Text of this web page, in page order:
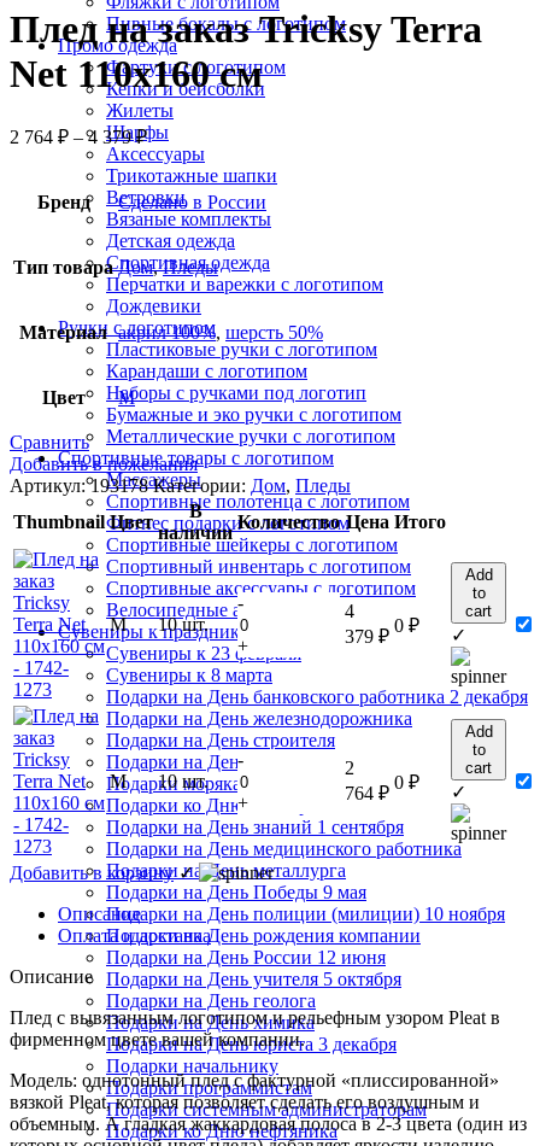
Пивные бокалы с логотипом
Промо одежда
Фартуки с логотипом
Кепки и бейсболки
Жилеты
Шарфы
Аксессуары
Трикотажные шапки
Ветровки
Вязаные комплекты
Детская одежда
Спортивная одежда
Перчатки и варежки с логотипом
Дождевики
Ручки с логотипом
Пластиковые ручки с логотипом
Карандаши с логотипом
Наборы с ручками под логотип
Бумажные и эко ручки с логотипом
Металлические ручки с логотипом
Спортивные товары с логотипом
Массажеры
Спортивные полотенца с логотипом
Фитнес подарки с логотипом
Спортивные шейкеры с логотипом
Спортивный инвентарь с логотипом
Спортивные аксессуары с логотипом
Велосипедные аксессуары
Сувениры к праздникам
Сувениры к 23 февраля
Сувениры к 8 марта
Подарки на День банковского работника 2 декабря
Подарки на День железнодорожника
Подарки на День строителя
Подарки на День авиации
Подарки морякам
Подарки ко Дню шахтера
Подарки на День знаний 1 сентября
Подарки на День медицинского работника
Подарки на День металлурга
Подарки на День Победы 9 мая
Подарки на День полиции (милиции) 10 ноября
Подарки на День рождения компании
Подарки на День России 12 июня
Подарки на День учителя 5 октября
Подарки на День геолога
Подарки на День химика
Подарки на День юриста 3 декабря
Подарки начальнику
Подарки программистам
Подарки системным администраторам
Подарки ко Дню нефтяника
Плед на заказ Tricksy Terra
Net 110х160 см
2 764 ₽ –4 379₽
Бренд Сделано в России
Тип товара Дом,Пледы
Материал акрил 100%, шерсть 50%
Цвет М
Сравнить
Добавить в пожелания
Артикул:193178Категории: Дом, Пледы
Thumbnail Цвет
В
наличии
Количество Цена Итого
М 10 шт.
-
+
4
379 ₽
0 ₽
Add
to
cart
✓
М 10 шт.
-
+
2
764 ₽
0 ₽
Add
to
cart
✓
Добавить в корзину ✓
Описание
Оплата и доставка
Описание
Плед с вывязанным логотипом и рельефным узором Pleat в
фирменном цвете вашей компании.
Модель: однотонный плед с фактурной «плиссированной»
вязкой Pleat, которая позволяет сделать его воздушным и
объемным. А гладкая жаккардовая полоса в 2-3 цвета (один из